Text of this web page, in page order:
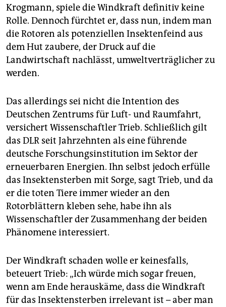
Krogmann, spiele die Windkraft definitiv keine
Rolle. Dennoch fürchtet er, dass nun, indem man
die Rotoren als potenziellen Insektenfeind aus
dem Hut zaubere, der Druck auf die
Landwirtschaft nachlässt, umweltverträglicher zu
werden.
Das allerdings sei nicht die Intention des
Deutschen Zentrums für Luft- und Raumfahrt,
versichert Wissenschaftler Trieb. Schließlich gilt
das DLR seit Jahrzehnten als eine führende
deutsche Forschungsinstitution im Sektor der
erneuerbaren Energien. Ihn selbst jedoch erfülle
das Insektensterben mit Sorge, sagt Trieb, und da
er die toten Tiere immer wieder an den
Rotorblättern kleben sehe, habe ihn als
Wissenschaftler der Zusammenhang der beiden
Phänomene interessiert.
Der Windkraft schaden wolle er keinesfalls,
beteuert Trieb: „Ich würde mich sogar freuen,
wenn am Ende herauskäme, dass die Windkraft
für das Insektensterben irrelevant ist – aber man